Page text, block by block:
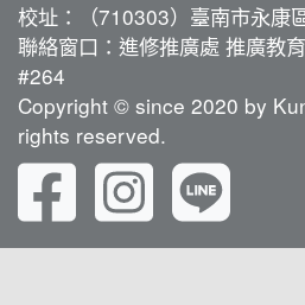
校址：（710303）臺南市永康
聯絡窗口：進修推廣處 推廣教
#264
Copyright © since 2020 by
rights reserved.